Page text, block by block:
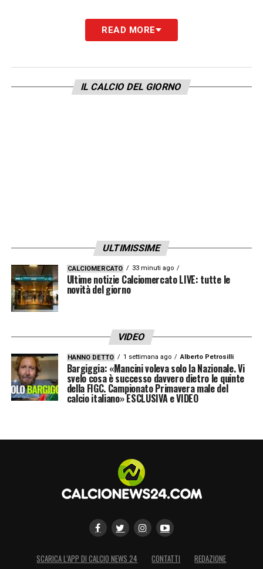
LA PLAYLIST DELLE NOSTRE TOP NEWS
READ MORE
IL CALCIO DEL GIORNO
ULTIMISSIME
CALCIOMERCATO 33 minuti ago
Ultime notizie Calciomercato LIVE: tutte le
novità del giorno
VIDEO
HANNO DETTO 1 settimana ago Alberto Petrosilli
Bargiggia: «Mancini voleva solo la Nazionale. Vi
svelo cosa è successo davvero dietro le quinte
della FIGC. Campionato Primavera male del
calcio italiano» ESCLUSIVA e VIDEO
SCARICA L’APP DI CALCIO NEWS 24 CONTATTI
REDAZIONE